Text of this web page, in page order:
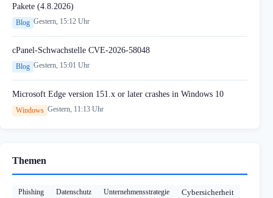
Pakete (4.8.2026)
Blog Gestern, 15:12 Uhr
cPanel-Schwachstelle CVE-2026-58048
Blog Gestern, 15:01 Uhr
Microsoft Edge version 151.x or later crashes in Windows 10
Windows Gestern, 11:13 Uhr
Themen
Phishing Datenschutz Unternehmensstrategie Cybersicherheit